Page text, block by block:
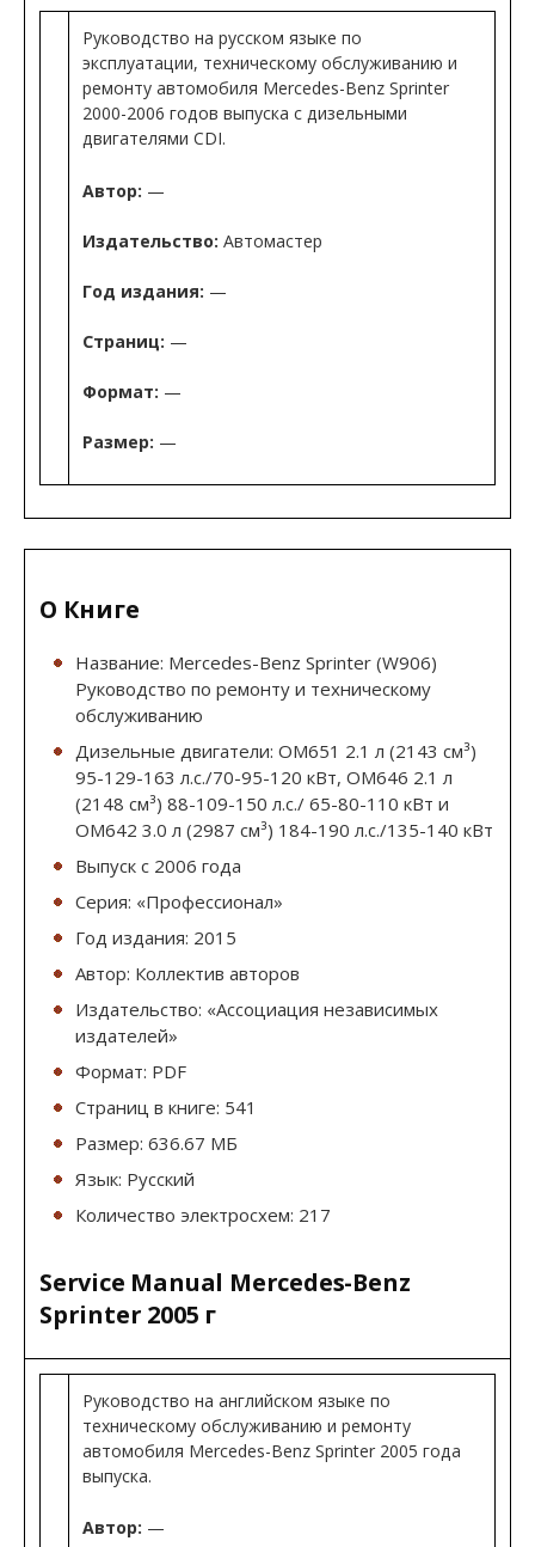
Руководство на русском языке по
эксплуатации, техническому обслуживанию и
ремонту автомобиля Mercedes-Benz Sprinter
2000-2006 годов выпуска с дизельными
двигателями CDI.
Автор: —
Издательство: Автомастер
Год издания: —
Страниц: —
Формат: —
Размер: —
О Книге
Название: Mercedes-Benz Sprinter (W906)
Руководство по ремонту и техническому
обслуживанию
Дизельные двигатели: OM651 2.1 л (2143 см³)
95-129-163 л.с./70-95-120 кВт, OM646 2.1 л
(2148 см³) 88-109-150 л.с./ 65-80-110 кВт и
OM642 3.0 л (2987 см³) 184-190 л.с./135-140 кВт
Выпуск с 2006 года
Серия: «Профессионал»
Год издания: 2015
Автор: Коллектив авторов
Издательство: «Ассоциация независимых
издателей»
Формат: PDF
Страниц в книге: 541
Размер: 636.67 МБ
Язык: Русский
Количество электросхем: 217
Service Manual Mercedes-Benz
Sprinter 2005 г
Руководство на английском языке по
техническому обслуживанию и ремонту
автомобиля Mercedes-Benz Sprinter 2005 года
выпуска.
Автор: —